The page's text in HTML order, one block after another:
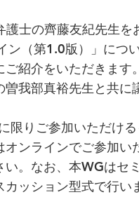
士の齊藤友紀先生を
（第1.0版）」につ
紹介をいただきます
我部真裕先生と共に
りご参加いただけ
ンラインでご参加い
。なお、本WGはセ
ッション型式で行い